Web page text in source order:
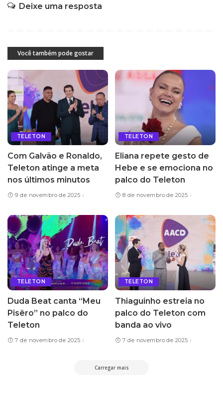
Deixe uma resposta
Você também pode gostar
TELETON
Com Galvão e Ronaldo,
Teleton atinge a meta
nos últimos minutos
9 de novembro de 2025
TELETON
Eliana repete gesto de
Hebe e se emociona no
palco do Teleton
8 de novembro de 2025
TELETON
Duda Beat canta “Meu
Pisêro” no palco do
Teleton
7 de novembro de 2025
TELETON
Thiaguinho estreia no
palco do Teleton com
banda ao vivo
7 de novembro de 2025
Carregar mais